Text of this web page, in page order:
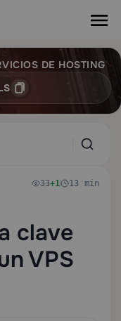
DE HOSTING
33+1 13 min
clave
VPS